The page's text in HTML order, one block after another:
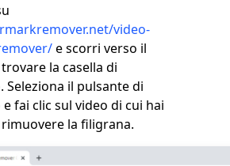
video-
e scorri verso il
la casella di
Seleziona il pulsante di
fai clic sul video di cui hai
la filigrana.